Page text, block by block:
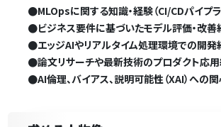
●MLOpsに関する知識・経験（CI/CDパイプラ
●ビジネス要件に基づいたモデル評価・改善
●エッジAIやリアルタイム処理環境での開発
●論文リサーチや最新技術のプロダクト応
●AI倫理、バイアス、説明可能性（XAI）への